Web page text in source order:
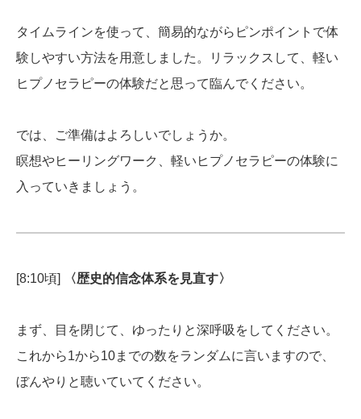
タイムラインを使って、簡易的ながらピンポイントで体
験しやすい方法を用意しました。リラックスして、軽い
ヒプノセラピーの体験だと思って臨んでください。
では、ご準備はよろしいでしょうか。
瞑想やヒーリングワーク、軽いヒプノセラピーの体験に
入っていきましょう。
[8:10頃] 〈歴史的信念体系を見直す〉
まず、目を閉じて、ゆったりと深呼吸をしてください。
これから1から10までの数をランダムに言いますので、
ぼんやりと聴いていてください。